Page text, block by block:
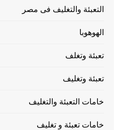
التعبئة والتغليف فى مصر
الهوهوبا
تعبئة وتغلف
تعبئة وتغليف
خامات التعبئة والتغليف
خامات تعبئة و تغليف